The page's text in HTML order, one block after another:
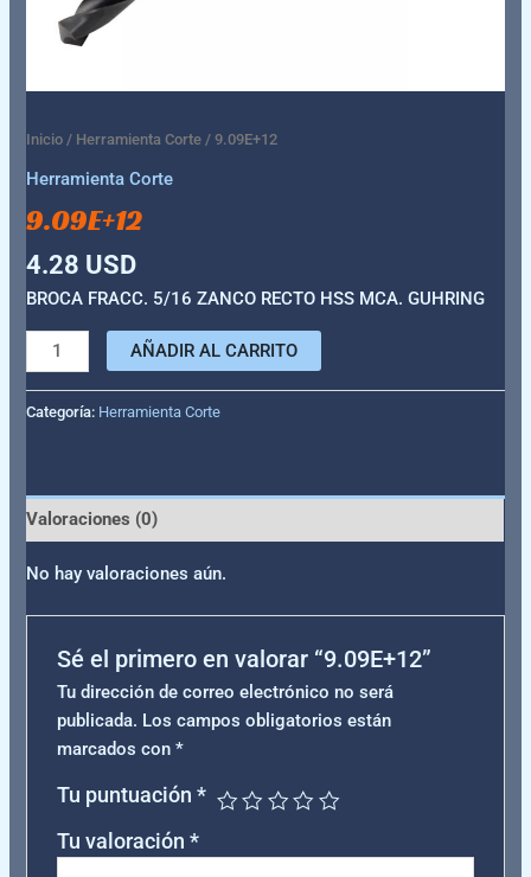
Inicio / Herramienta Corte / 9.09E+12
Herramienta Corte
9.09E+12
4.28 USD
BROCA FRACC. 5/16 ZANCO RECTO HSS MCA. GUHRING
AÑADIR AL CARRITO
Categoría: Herramienta Corte
Valoraciones (0)
No hay valoraciones aún.
Sé el primero en valorar “9.09E+12”
Tu dirección de correo electrónico no será
publicada. Los campos obligatorios están
marcados con *
Tu puntuación *
Tu valoración *